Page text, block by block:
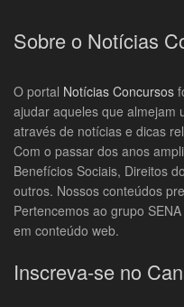
Sobre o Notícias
O portal Notícias Concursos
ajudar aqueles que almejam
através de notícias e dicas
Com o passar dos anos
Benefícios Sociais, Direitos
outros. Nossos conteúdos
Pertencemos ao grupo
em conteúdo web.
Inscreva-se no